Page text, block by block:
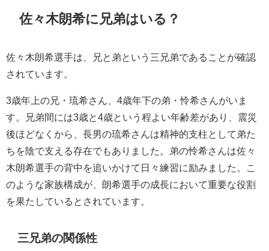
佐々木朗希に兄弟はいる？
佐々木朗希選手は、兄と弟という三兄弟であることが確認
されています。
3歳年上の兄・琉希さん、4歳年下の弟・怜希さんがいま
す。兄弟間には3歳と4歳という程よい年齢差があり、震災
後ほどなくから、長男の琉希さんは精神的支柱として弟た
ちを陰で支える存在でもありました。弟の怜希さんは佐々
木朗希選手の背中を追いかけて日々練習に励みました。こ
のような家族構成が、朗希選手の成長において重要な役割
を果たしているとされています。
三兄弟の関係性